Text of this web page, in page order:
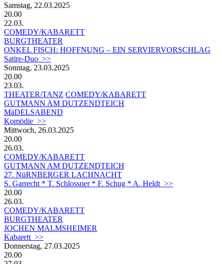
Samstag, 22.03.2025
20.00
22.03.
COMEDY/KABARETT
BURGTHEATER
ONKEL FISCH: HOFFNUNG – EIN SERVIERVORSCHLAG
Satire-Duo >>
Sonntag, 23.03.2025
20.00
23.03.
THEATER/TANZ COMEDY/KABARETT
GUTMANN AM DUTZENDTEICH
MäDELSABEND
Komödie >>
Mittwoch, 26.03.2025
20.00
26.03.
COMEDY/KABARETT
GUTMANN AM DUTZENDTEICH
27. NüRNBERGER LACHNACHT
S. Garrecht * T. Schlossner * F. Schug * A. Heldt >>
20.00
26.03.
COMEDY/KABARETT
BURGTHEATER
JOCHEN MALMSHEIMER
Kabarett >>
Donnerstag, 27.03.2025
20.00